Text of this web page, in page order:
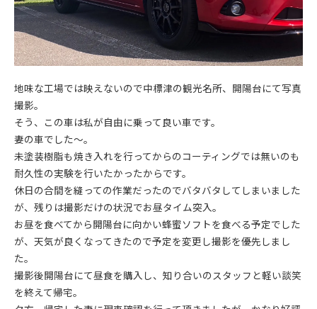
地味な工場では映えないので中標津の観光名所、開陽台にて写真
撮影。
そう、この車は私が自由に乗って良い車です。
妻の車でした～。
未塗装樹脂も焼き入れを行ってからのコーティングでは無いのも
耐久性の実験を行いたかったからです。
休日の合間を縫っての作業だったのでバタバタしてしまいました
が、残りは撮影だけの状況でお昼タイム突入。
お昼を食べてから開陽台に向かい蜂蜜ソフトを食べる予定でした
が、天気が良くなってきたので予定を変更し撮影を優先しまし
た。
撮影後開陽台にて昼食を購入し、知り合いのスタッフと軽い談笑
を終えて帰宅。